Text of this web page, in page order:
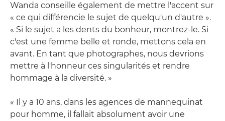
Wanda conseille également de mettre l'accent sur
« ce qui différencie le sujet de quelqu'un d'autre ».
« Si le sujet a les dents du bonheur, montrez-le. Si
c'est une femme belle et ronde, mettons cela en
avant. En tant que photographes, nous devrions
mettre à l'honneur ces singularités et rendre
hommage à la diversité. »
« Il y a 10 ans, dans les agences de mannequinat
pour homme, il fallait absolument avoir une